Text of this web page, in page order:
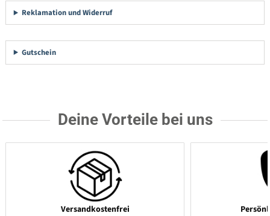
Reklamation und Widerruf
Gutschein
Deine Vorteile bei uns
Versandkostenfrei